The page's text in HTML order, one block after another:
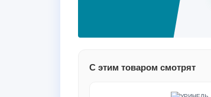
С этим товаром смотрят